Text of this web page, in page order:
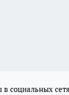
социальных